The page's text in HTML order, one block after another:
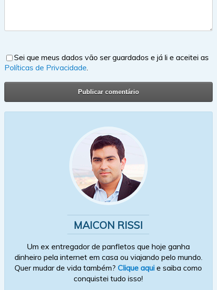
Sei que meus dados vão ser guardados e já li e aceitei as
Políticas de Privacidade.
MAICON RISSI
Um ex entregador de panfletos que hoje ganha
dinheiro pela internet em casa ou viajando pelo mundo.
Quer mudar de vida também?Clique aqui e saiba como
conquistei tudo isso!